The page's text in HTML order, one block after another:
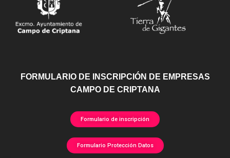
FORMULARIO DE INSCRIPCIÓN DE EMPRESAS
CAMPO DE CRIPTANA
Formulario de inscripción
Formulario Protección Datos